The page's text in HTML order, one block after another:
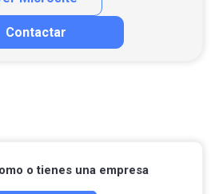
Contactar
Contactar por correo
o tienes una empresa